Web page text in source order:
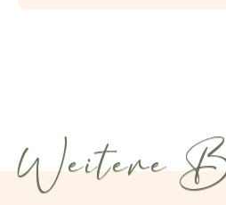
Weitere